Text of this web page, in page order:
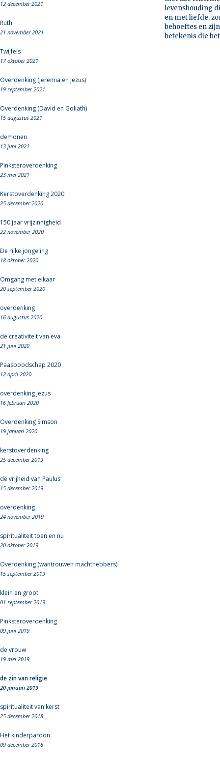
12 december 2021
Ruth
21 november 2021
Twijfels
17 oktober 2021
Overdenking (Jeremia en Jezus)
19 september 2021
Overdenking (David en Goliath)
15 augustus 2021
demonen
13 juni 2021
Pinksteroverdenking
23 mei 2021
Kerstoverdenking 2020
25 december 2020
150 jaar vrijzinnigheid
22 november 2020
De rijke jongeling
18 oktober 2020
Omgang met elkaar
20 september 2020
overdenking
16 augustus 2020
de creativiteit van eva
21 juni 2020
Paasboodschap 2020
12 april 2020
overdenking Jezus
16 februari 2020
Overdenking Simson
19 januari 2020
kerstoverdenking
25 december 2019
de vrijheid van Paulus
15 december 2019
overdenking
24 november 2019
spiritualiteit toen en nu
20 oktober 2019
Overdenking (wantrouwen machthebbers)
15 september 2019
klein en groot
01 september 2019
Pinksteroverdenking
09 juni 2019
de vrouw
19 mei 2019
de zin van religie
20 januari 2019
spiritualiteit van kerst
25 december 2018
Het kinderpardon
09 december 2018
levenshouding
en met liefde,
behoeftes en
betekenis die